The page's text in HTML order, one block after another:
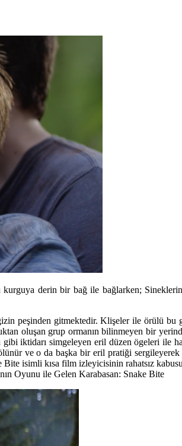
derin bir bağ ile bağlarken;
peşinden gitmektedir. Klişeler ile örülü
oluşan grup ormanın bilinmeyen bir
iktidarı simgeleyen eril düzen ögeleri ile
ve o da başka bir eril pratiği
isimli kısa film izleyicisinin rahatsız
Oyunu ile Gelen Karabasan: Snake Bite